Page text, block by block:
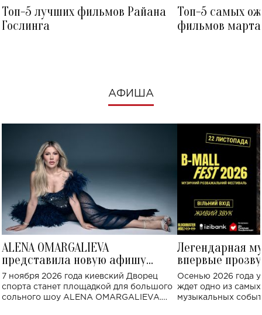
Топ-5 лучших фильмов Райана
Гослинга
Топ-5 самых
фильмов
АФИША
ALENA OMARGALIEVA
представила новую афишу
большого концерта во Дворце
спорта
7 ноября 2026 года киевский Дворец
спорта станет площадкой для большого
сольного шоу ALENA OMARGALIEVA.
Легендарная
впервые
Украине: где
Осенью 2026 года
ждет одно из
музыкальных